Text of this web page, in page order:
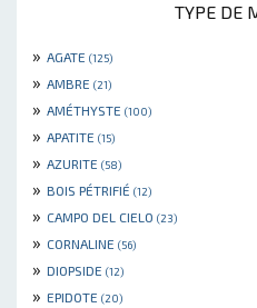
TYPE DE
» AGATE (125)
» AMBRE (21)
» AMÉTHYSTE (100)
» APATITE (15)
» AZURITE (58)
» BOIS PÉTRIFIÉ (12)
» CAMPO DEL CIELO (23)
» CORNALINE (56)
» DIOPSIDE (12)
» EPIDOTE (20)